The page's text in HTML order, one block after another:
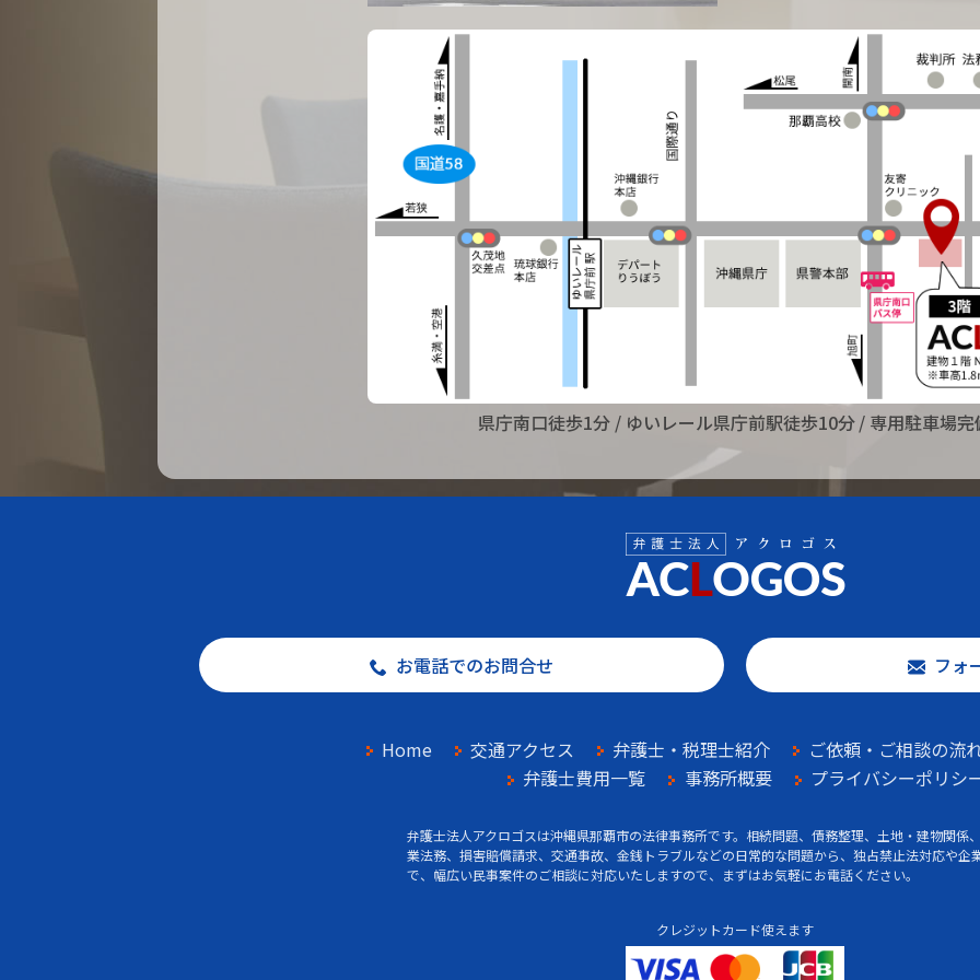
県庁南口徒歩1分 / ゆいレール県庁前駅徒歩10分/ 専用駐車場完
お電話でのお問合せ フォ
Home 交通アクセス 弁護士・税理士紹介
ご依頼・ご相談の流
弁護士費用一覧
事務所概要 プライバシーポリシ
弁護士法人アクロゴスは沖縄県那覇市の法律事務所です。相続問題、債務整理、土地・建物関係
業法務、損害賠償請求、交通事故、金銭トラブルなどの日常的な問題から、独占禁止法対応や企
で、幅広い民事案件のご相談に対応いたしますので、まずはお気軽にお電話ください。
クレジットカード使えます